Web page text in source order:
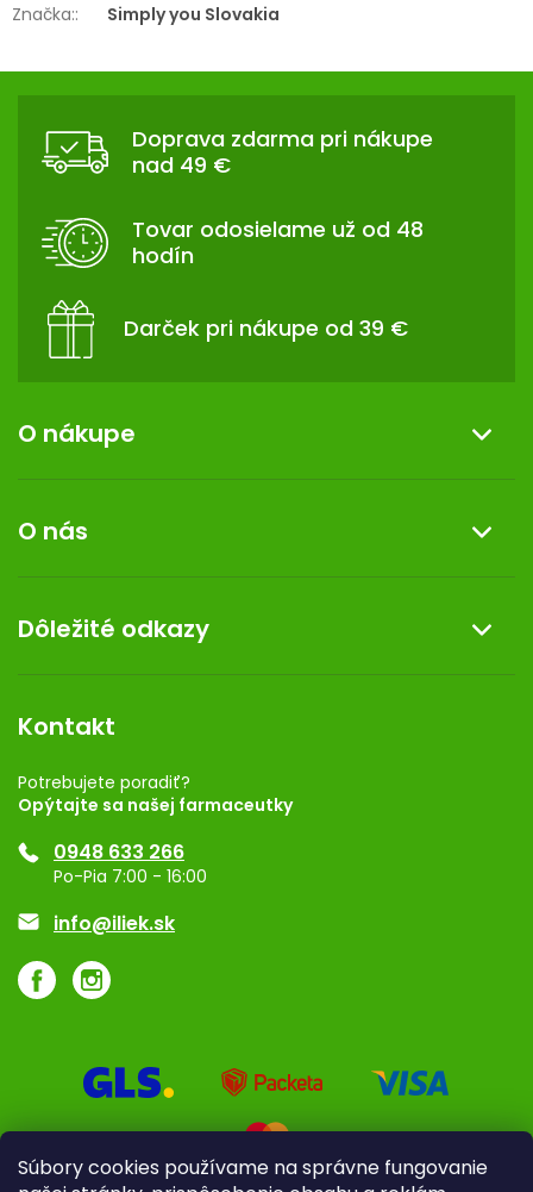
Súbory cookies používame na správne fungovanie
Značka:: Simply you Slovakia
Z
Doprava zdarma pri nákupe
nad 49 €
Tovar odosielame už od 48
hodín
Darček pri nákupe od 39 €
O nákupe
Reklamácia a vrátenie tovaru
Doprava a platba
Darček k nákupu
O nás
Kontakt
Dermocentrum
Dôležité odkazy
Rozhodnutie na prevádzku
Registrácia
Ponuka pre firmy
Značky
Kontakt
Potrebujete poradiť?
Opýtajte sa našej farmaceutky
0948 633 266
Po-Pia 7:00 - 16:00
info@iliek.sk